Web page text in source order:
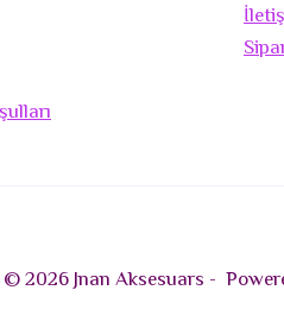
© 2026 Jnan Aksesuars -